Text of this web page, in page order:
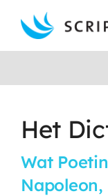
content
Boeken
Auteurs
Het
Wat